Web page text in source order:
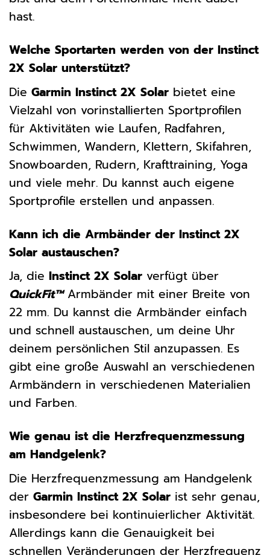
hast.
Welche Sportarten werden von der Instinct
2X Solar unterstützt?
Die Garmin Instinct 2X Solar bietet eine
Vielzahl von vorinstallierten Sportprofilen
für Aktivitäten wie Laufen, Radfahren,
Schwimmen, Wandern, Klettern, Skifahren,
Snowboarden, Rudern, Krafttraining, Yoga
und viele mehr. Du kannst auch eigene
Sportprofile erstellen und anpassen.
Kann ich die Armbänder der Instinct 2X
Solar austauschen?
Ja, die Instinct 2X Solar verfügt über
QuickFit™Armbänder mit einer Breite von
22 mm. Du kannst die Armbänder einfach
und schnell austauschen, um deine Uhr
deinem persönlichen Stil anzupassen. Es
gibt eine große Auswahl an verschiedenen
Armbändern in verschiedenen Materialien
und Farben.
Wie genau ist die Herzfrequenzmessung
am Handgelenk?
Die Herzfrequenzmessung am Handgelenk
der Garmin Instinct 2X Solar ist sehr genau,
insbesondere bei kontinuierlicher Aktivität.
Allerdings kann die Genauigkeit bei
schnellen Veränderungen der Herzfrequenz